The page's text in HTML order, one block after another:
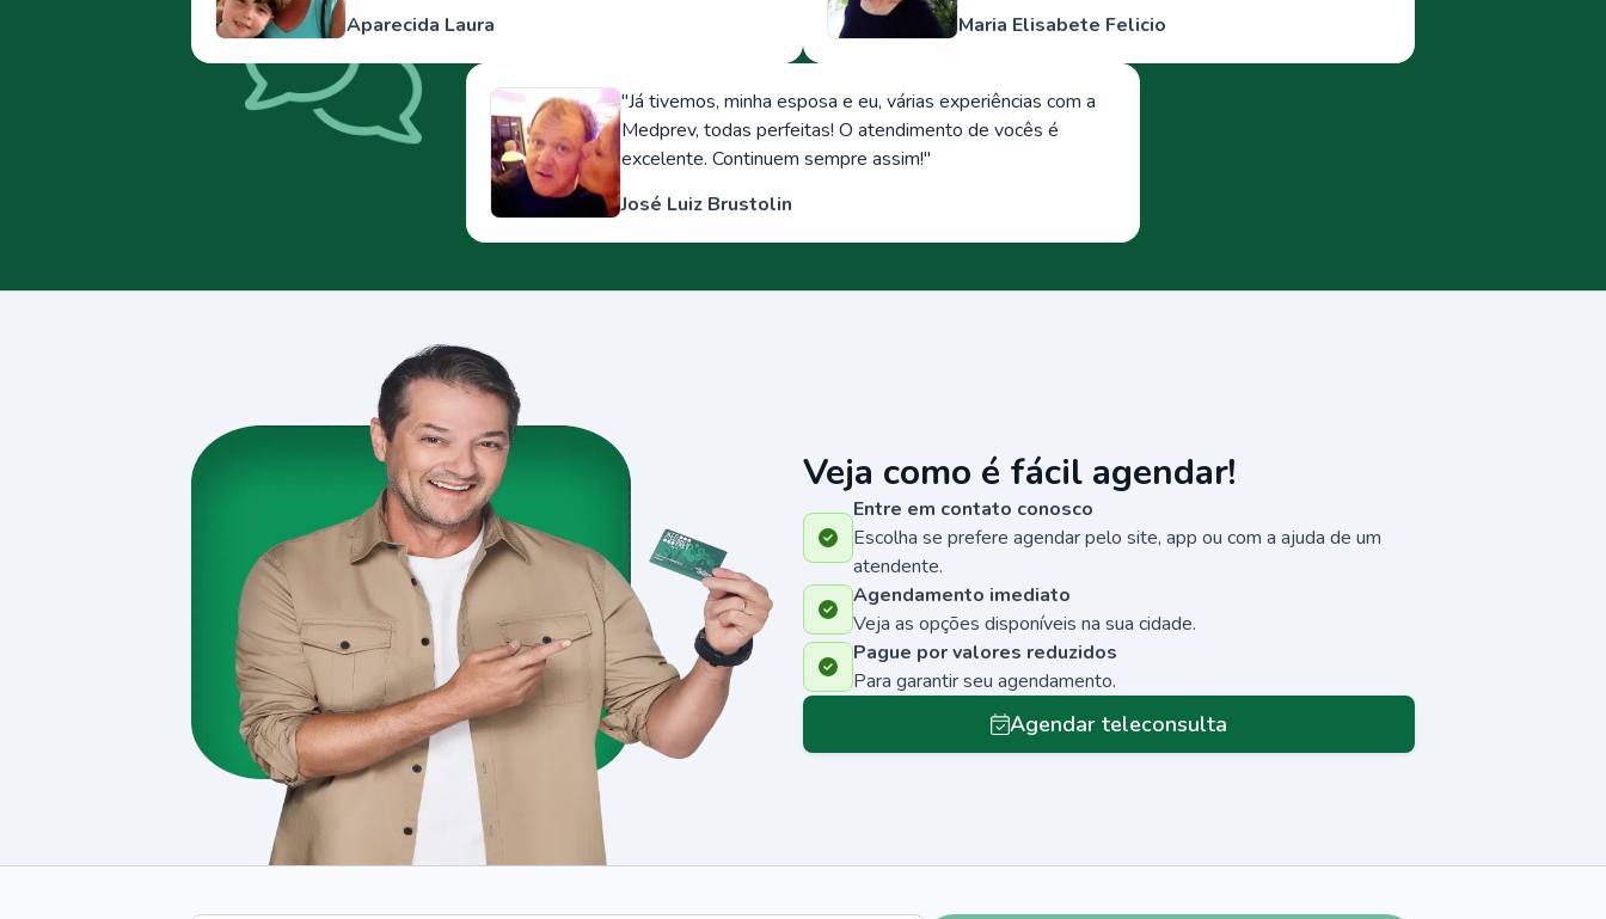
Aparecida Laura
Maria Elisabete Felicio
"Já tivemos, minha esposa e eu, várias experiências com a
Medprev, todas perfeitas! O atendimento de vocês é
excelente. Continuem sempre assim!"
José Luiz Brustolin
Veja como é fácil agendar!
Entre em contato conosco
Escolha se prefere agendar pelo site, app ou com a ajuda de um
atendente.
Agendamento imediato
Veja as opções disponíveis na sua cidade.
Pague por valores reduzidos
Para garantir seu agendamento.
Agendar teleconsulta